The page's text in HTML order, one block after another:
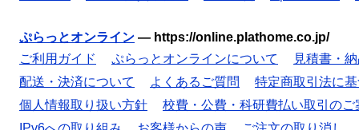
ぷらっとオンライン — https://online.plathome.co.jp/
ご利用ガイド
ぷらっとオンラインについて
見積書・
配送・決済について
よくあるご質問
特定商取引法に
個人情報取り扱い方針
校費・公費・科研費払い取引のご